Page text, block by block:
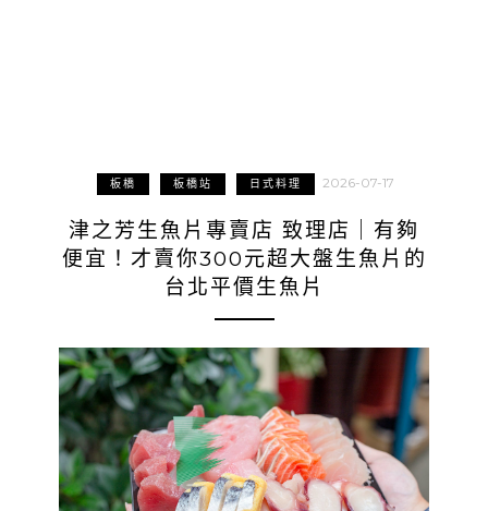
板橋 板橋站 日式料理 2026-07-17
津之芳生魚片專賣店 致理店｜有夠
便宜！才賣你300元超大盤生魚片的
台北平價生魚片